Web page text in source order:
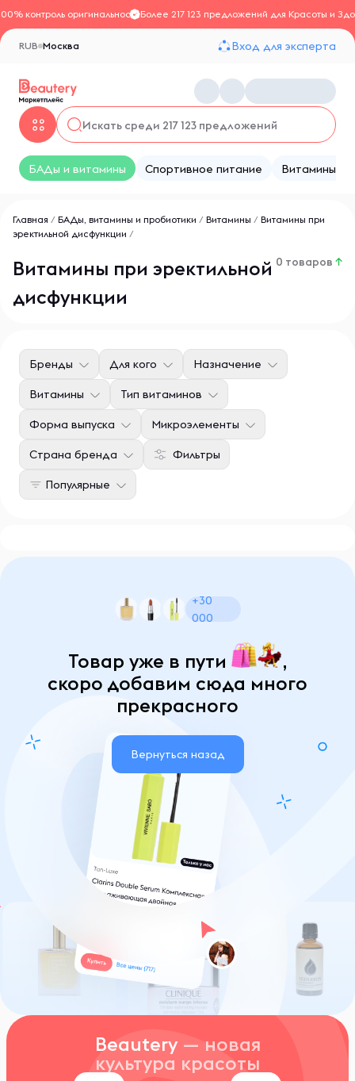
контроль оригинальностиБолее 217 123 предложений для Красоты и
Москва
RUB Вход для эксперта
БАДы и витамины Спортивное питание Витамины
Главная / БАДы, витамины и пробиотики / Витамины / Витамины при
эректильной дисфункции /
Витамины при эректильной
дисфункции
0 товаров ↑
Фильтры
Бренды Для кого Назначение
Витамины Тип витаминов
Форма выпуска Микроэлементы
Страна бренда
Популярные
+30
000
Товар уже в пути
,
скоро добавим сюда много
прекрасного
Вернуться назад
Beautery — новая
культура красоты